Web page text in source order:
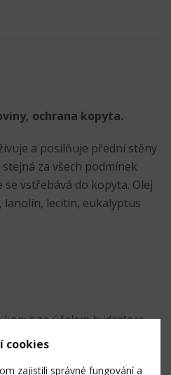
ochrana kopyta.
a posilňuje přední stěny
za všech podmínek
se vstřebává do kopyta. Olej
lecitin, eukalyptus
za účelem hydratace,
cookies
zajistili správné fungování a